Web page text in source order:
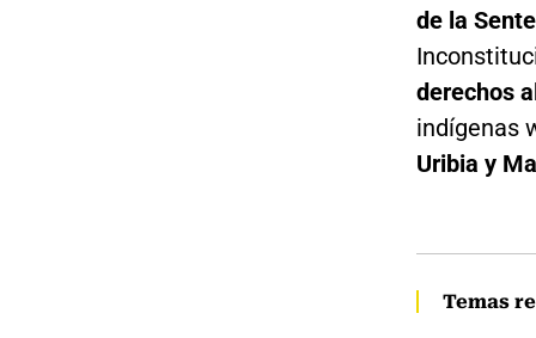
de la
derechos
indígenas
Uribia y
Temas